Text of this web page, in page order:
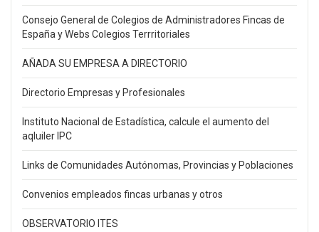
Consejo General de Colegios de Administradores Fincas de
España y Webs Colegios Terrritoriales
AÑADA SU EMPRESA A DIRECTORIO
Directorio Empresas y Profesionales
Instituto Nacional de Estadística, calcule el aumento del
aqluiler IPC
Links de Comunidades Autónomas, Provincias y Poblaciones
Convenios empleados fincas urbanas y otros
OBSERVATORIO ITES